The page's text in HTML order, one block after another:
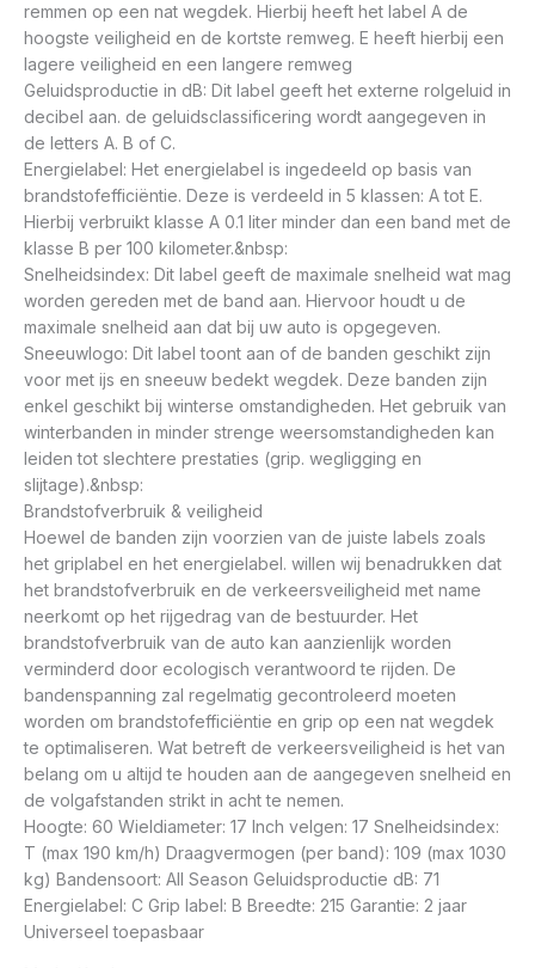
remmen op een nat wegdek. Hierbij heeft het label A de
hoogste veiligheid en de kortste remweg. E heeft hierbij een
lagere veiligheid en een langere remweg
Geluidsproductie in dB: Dit label geeft het externe rolgeluid in
decibel aan. de geluidsclassificering wordt aangegeven in
de letters A. B of C.
Energielabel: Het energielabel is ingedeeld op basis van
brandstofefficiëntie. Deze is verdeeld in 5 klassen: A tot E.
Hierbij verbruikt klasse A 0.1 liter minder dan een band met de
klasse B per 100 kilometer.&nbsp:
Snelheidsindex: Dit label geeft de maximale snelheid wat mag
worden gereden met de band aan. Hiervoor houdt u de
maximale snelheid aan dat bij uw auto is opgegeven.
Sneeuwlogo: Dit label toont aan of de banden geschikt zijn
voor met ijs en sneeuw bedekt wegdek. Deze banden zijn
enkel geschikt bij winterse omstandigheden. Het gebruik van
winterbanden in minder strenge weersomstandigheden kan
leiden tot slechtere prestaties (grip. wegligging en
slijtage).&nbsp:
Brandstofverbruik & veiligheid
Hoewel de banden zijn voorzien van de juiste labels zoals
het griplabel en het energielabel. willen wij benadrukken dat
het brandstofverbruik en de verkeersveiligheid met name
neerkomt op het rijgedrag van de bestuurder. Het
brandstofverbruik van de auto kan aanzienlijk worden
verminderd door ecologisch verantwoord te rijden. De
bandenspanning zal regelmatig gecontroleerd moeten
worden om brandstofefficiëntie en grip op een nat wegdek
te optimaliseren. Wat betreft de verkeersveiligheid is het van
belang om u altijd te houden aan de aangegeven snelheid en
de volgafstanden strikt in acht te nemen.
Hoogte: 60 Wieldiameter: 17 Inch velgen: 17 Snelheidsindex:
T (max 190 km/h) Draagvermogen (per band): 109 (max 1030
kg) Bandensoort: All Season Geluidsproductie dB: 71
Energielabel: C Grip label: B Breedte: 215 Garantie: 2 jaar
Universeel toepasbaar